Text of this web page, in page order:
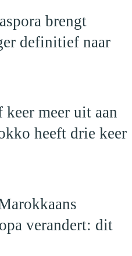
brengt
definitief naar
meer uit aan
heeft drie keer
verandert: dit